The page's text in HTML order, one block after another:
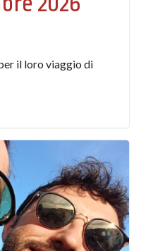
il loro viaggio di